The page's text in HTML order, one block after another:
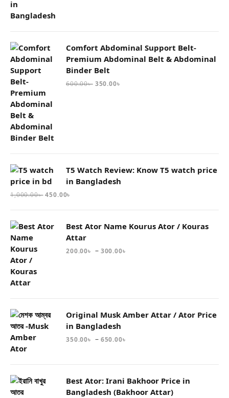
Comfort Abdominal Support Belt-
Premium Abdominal Belt & Abdominal
Binder Belt
600.00৳ 350.00৳
T5 Watch Review: Know T5 watch price
in Bangladesh
1,000.00৳ 450.00৳
Best Ator Name Kourus Ator / Kouras
Attar
200.00৳ – 300.00৳
Original Musk Amber Attar / Ator Price
in Bangladesh
350.00৳ – 650.00৳
Best Ator: Irani Bakhoor Price in
Bangladesh (Bakhoor Attar)